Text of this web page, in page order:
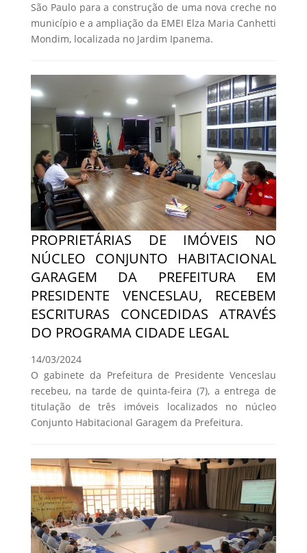
São Paulo para a construção de uma nova creche no
município e a ampliação da EMEI Elza Maria Canhetti
Mondim, localizada no Jardim Ipanema.
PROPRIETÁRIAS DE IMÓVEIS NO
NÚCLEO CONJUNTO HABITACIONAL
GARAGEM DA PREFEITURA EM
PRESIDENTE VENCESLAU, RECEBEM
ESCRITURAS CONCEDIDAS ATRAVÉS
DO PROGRAMA CIDADE LEGAL
14/03/2024
O gabinete da Prefeitura de Presidente Venceslau
recebeu, na tarde de quinta-feira (7), a entrega de
titulação de três imóveis localizados no núcleo
Conjunto Habitacional Garagem da Prefeitura.